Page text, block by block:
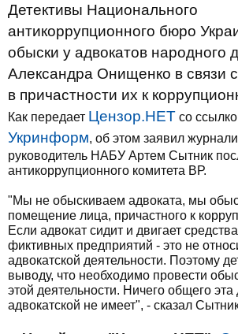
Детективы Национального
антикоррупционного бюро
обыски у адвокатов народного
Александра Онищенко в связи
в причастности их к
Как передает Цензор.НЕТ со
Укринформ, об этом заявил
руководитель НАБУ Артем Сытник
антикоррупционного комитета ВР.
"Мы не обыскиваем адвоката, мы
помещение лица, причастного к
Если адвокат сидит и двигает
фиктивных предприятий - это не
адвокатской деятельности. Поэтому
выводу, что необходимо провести
этой деятельности. Ничего общего эта
адвокатской не имеет", - сказал